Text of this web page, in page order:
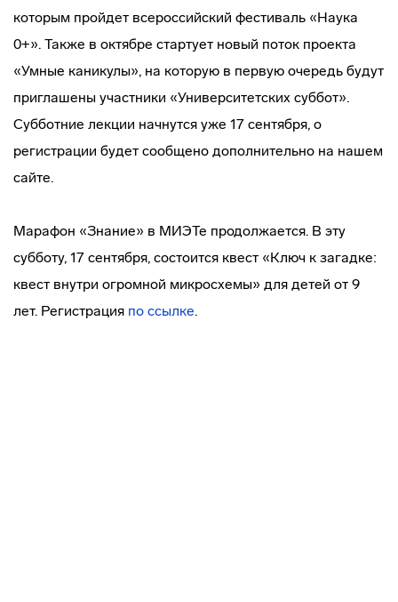
которым пройдет всероссийский фестиваль «Наука
0+». Также в октябре стартует новый поток проекта
«Умные каникулы», на которую в первую очередь будут
приглашены участники «Университетских суббот».
Субботние лекции начнутся уже 17 сентября, о
регистрации будет сообщено дополнительно на нашем
сайте.
Марафон «Знание» в МИЭТе продолжается. В эту
субботу, 17 сентября, состоится квест «Ключ к загадке:
квест внутри огромной микросхемы» для детей от 9
лет. Регистрация по ссылке.